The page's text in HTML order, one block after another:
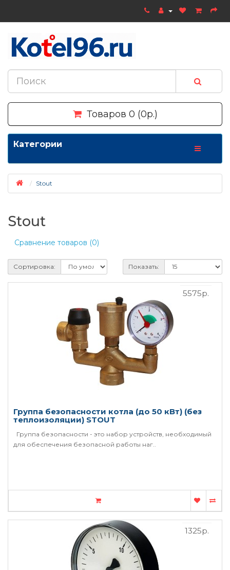
Товаров 0 (0р.)
Категории
Stout
Stout
Сравнение товаров (0)
Сортировка: Показать:
Группа безопасности котла (до 50 кВт) (без
теплоизоляции) STOUT
Группа безопасности - это набор устройств, необходимый
для обеспечения безопасной работы наг..
5575р.
1325р.